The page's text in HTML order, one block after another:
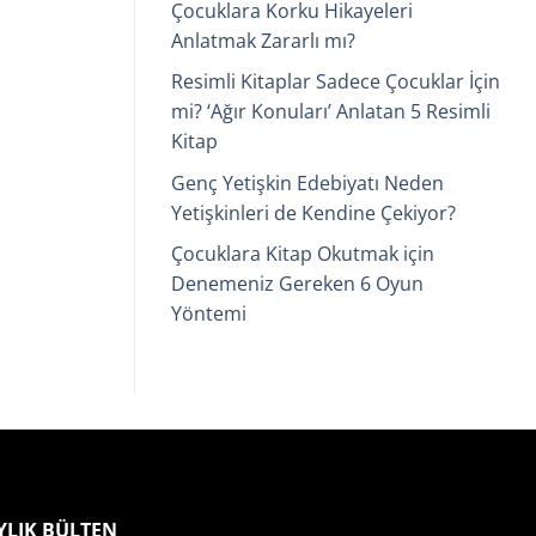
Çocuklara Korku Hikayeleri
Anlatmak Zararlı mı?
Resimli Kitaplar Sadece Çocuklar İçin
mi? ‘Ağır Konuları’ Anlatan 5 Resimli
Kitap
Genç Yetişkin Edebiyatı Neden
Yetişkinleri de Kendine Çekiyor?
Çocuklara Kitap Okutmak için
Denemeniz Gereken 6 Oyun
Yöntemi
BÜLTEN